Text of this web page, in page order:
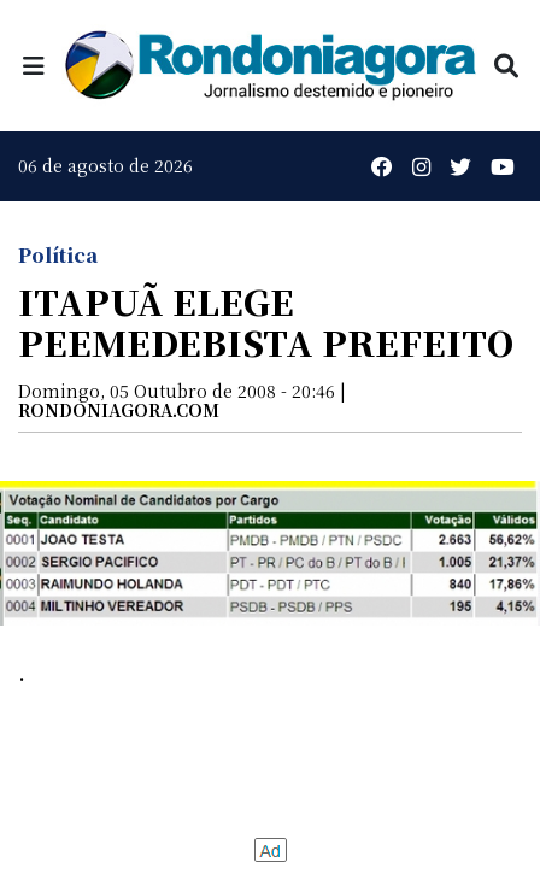
06 de agosto de 2026
Política
ITAPUÃ ELEGE
PEEMEDEBISTA PREFEITO
Domingo, 05 Outubro de 2008 - 20:46 |
RONDONIAGORA.COM
.